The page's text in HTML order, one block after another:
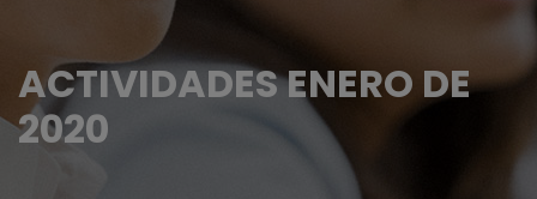
ACTIVIDADES ENERO DE
2020